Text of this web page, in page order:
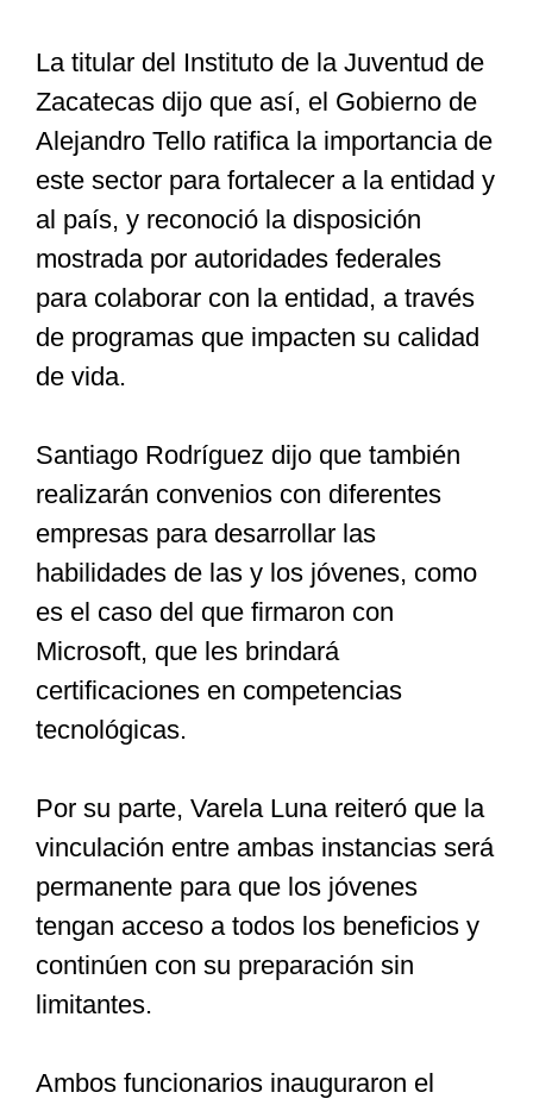
La titular del Instituto de la Juventud de
Zacatecas dijo que así, el Gobierno de
Alejandro Tello ratifica la importancia de
este sector para fortalecer a la entidad y
al país, y reconoció la disposición
mostrada por autoridades federales
para colaborar con la entidad, a través
de programas que impacten su calidad
de vida.
Santiago Rodríguez dijo que también
realizarán convenios con diferentes
empresas para desarrollar las
habilidades de las y los jóvenes, como
es el caso del que firmaron con
Microsoft, que les brindará
certificaciones en competencias
tecnológicas.
Por su parte, Varela Luna reiteró que la
vinculación entre ambas instancias será
permanente para que los jóvenes
tengan acceso a todos los beneficios y
continúen con su preparación sin
limitantes.
Ambos funcionarios inauguraron el